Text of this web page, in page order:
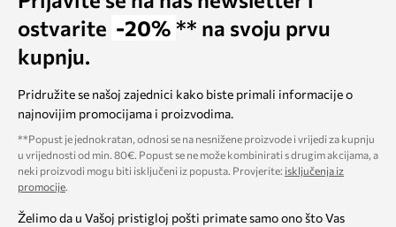
ostvarite -20% ** na svoju prvu
kupnju.
Pridružite se našoj zajednici kako biste primali informacije o
najnovijim promocijama i proizvodima.
**Popust je jednokratan, odnosi se na nesnižene proizvode i vrijedi za kupnju
u vrijednosti od min. 80€. Popust se ne može kombinirati s drugim akcijama, a
neki proizvodi mogu biti isključeni iz popusta. Provjerite: isključenja iz
promocije.
Želimo da u Vašoj pristigloj pošti primate samo ono što Vas